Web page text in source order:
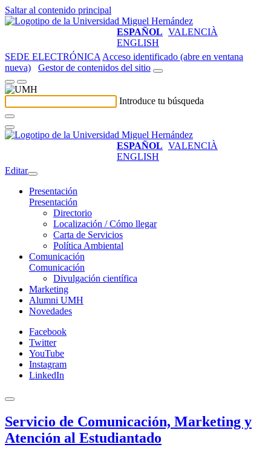
Saltar al contenido principal
ESPAÑOL VALENCIÀ
ENGLISH
SEDE ELECTRÓNICA Acceso identificado (abre en ventana
nueva)
Gestor de contenidos del sitio
Introduce tu búsqueda
ESPAÑOL VALENCIÀ
ENGLISH
Editar
Presentación
Presentación
Directorio
Localización / Cómo llegar
Carta de Servicios
Política Ambiental
Comunicación
Comunicación
Divulgación científica
Marketing
Alumni UMH
Novedades
Facebook
Twitter
YouTube
Instagram
LinkedIn
Servicio de Comunicación, Marketing y
Atención al Estudiantado